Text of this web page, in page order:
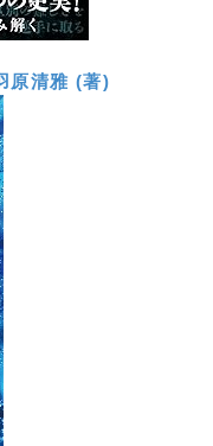
原清雅 (著)